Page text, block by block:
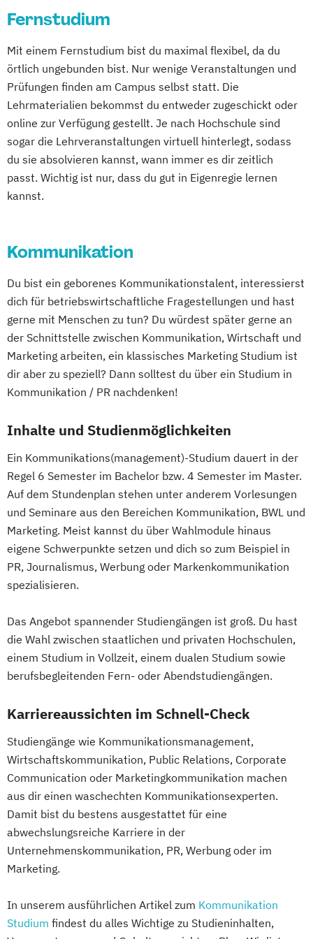
Fernstudium
Mit einem Fernstudium bist du maximal flexibel, da du
örtlich ungebunden bist. Nur wenige Veranstaltungen und
Prüfungen finden am Campus selbst statt. Die
Lehrmaterialien bekommst du entweder zugeschickt oder
online zur Verfügung gestellt. Je nach Hochschule sind
sogar die Lehrveranstaltungen virtuell hinterlegt, sodass
du sie absolvieren kannst, wann immer es dir zeitlich
passt. Wichtig ist nur, dass du gut in Eigenregie lernen
kannst.
Kommunikation
Du bist ein geborenes Kommunikationstalent, interessierst
dich für betriebswirtschaftliche Fragestellungen und hast
gerne mit Menschen zu tun? Du würdest später gerne an
der Schnittstelle zwischen Kommunikation, Wirtschaft und
Marketing arbeiten, ein klassisches Marketing Studium ist
dir aber zu speziell? Dann solltest du über ein Studium in
Kommunikation / PR nachdenken!
Inhalte und Studienmöglichkeiten
Ein Kommunikations(management)-Studium dauert in der
Regel 6 Semester im Bachelor bzw. 4 Semester im Master.
Auf dem Stundenplan stehen unter anderem Vorlesungen
und Seminare aus den Bereichen Kommunikation, BWL und
Marketing. Meist kannst du über Wahlmodule hinaus
eigene Schwerpunkte setzen und dich so zum Beispiel in
PR, Journalismus, Werbung oder Markenkommunikation
spezialisieren.
Das Angebot spannender Studiengängen ist groß. Du hast
die Wahl zwischen staatlichen und privaten Hochschulen,
einem Studium in Vollzeit, einem dualen Studium sowie
berufsbegleitenden Fern- oder Abendstudiengängen.
Karriereaussichten im Schnell-Check
Studiengänge wie Kommunikationsmanagement,
Wirtschaftskommunikation, Public Relations, Corporate
Communication oder Marketingkommunikation machen
aus dir einen waschechten Kommunikationsexperten.
Damit bist du bestens ausgestattet für eine
abwechslungsreiche Karriere in der
Unternehmenskommunikation, PR, Werbung oder im
Marketing.
In unserem ausführlichen Artikel zum Kommunikation
Studium findest du alles Wichtige zu Studieninhalten,